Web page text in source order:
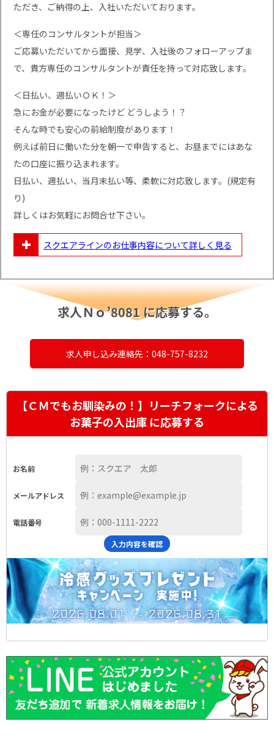
ただき、ご納得の上、入社いただいております。
＜専任のコンサルタントが担当＞
ご応募いただいてから面接、見学、入社後のフォローアップま
で、貴方専任のコンサルタントが責任を持って対応致します。
＜日払い、週払いＯＫ！＞
急にお金が必要になったけど どうしよう！？
そんな時でも安心の前給制度があります！
例えば前日に働いた分を朝一で申告すると、お昼までにはあな
たの口座に振り込まれます。
日払い、週払い、当月末払い等、柔軟に対応致します。(規定有
り)
詳しくはお気軽にお問合せ下さい。
スクエアラインのお仕事内容について詳しく見る
求人Ｎｏ’8081 に応募する。
求人申し込み連絡先：048-757-8232
【ＣＭでもお馴染みの！】リーチフォークによる
お菓子の入出庫 に応募する
お名前
メールアドレス
電話番号
入力内容を確認